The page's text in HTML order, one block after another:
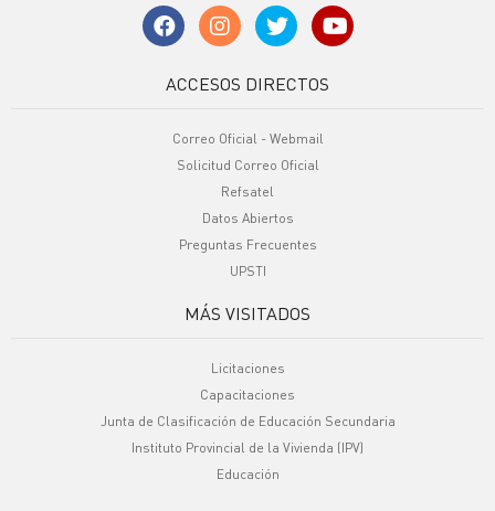
ACCESOS DIRECTOS
Correo Oficial - Webmail
Solicitud Correo Oficial
Refsatel
Datos Abiertos
Preguntas Frecuentes
UPSTI
MÁS VISITADOS
Licitaciones
Capacitaciones
Junta de Clasificación de Educación Secundaria
Instituto Provincial de la Vivienda (IPV)
Educación